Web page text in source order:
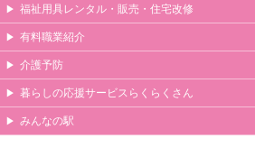
福祉用具レンタル・販売・住宅改修
有料職業紹介
介護予防
暮らしの応援サービスらくらくさん
みんなの駅